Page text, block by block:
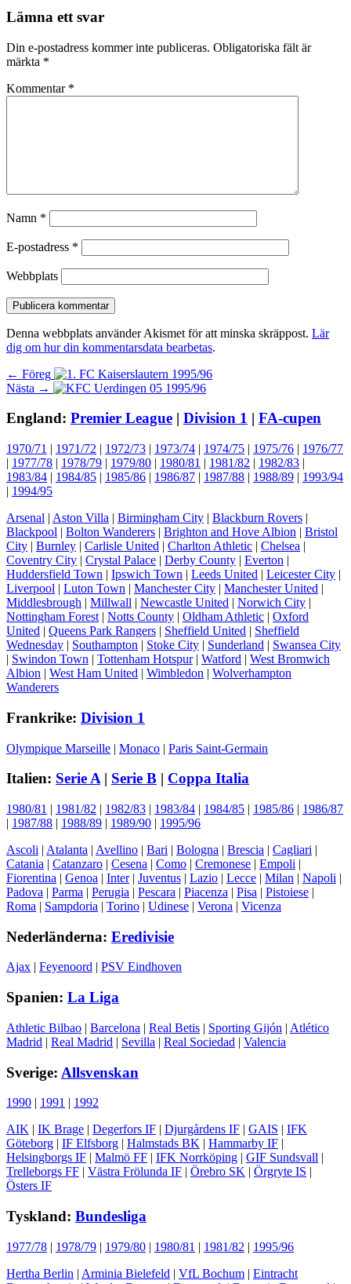
Lämna ett svar
Din e-postadress kommer inte publiceras. Obligatoriska fält är
märkta *
Kommentar *
Namn *
E-postadress *
Webbplats
Denna webbplats använder Akismet för att minska skräppost. Lär
dig om hur din kommentarsdata bearbetas.
Inläggsnavigering
← Föreg Föregående
inlägg:
Nästa → Nästa
England: Premier League | Division 1 | FA-cupen
1970/71 | 1971/72 | 1972/73 | 1973/74 | 1974/75 | 1975/76 | 1976/77
| 1977/78 | 1978/79 | 1979/80 | 1980/81 | 1981/82 | 1982/83 |
1983/84 | 1984/85 | 1985/86 | 1986/87 | 1987/88 | 1988/89 | 1993/94
| 1994/95
Arsenal | Aston Villa | Birmingham City | Blackburn Rovers |
Blackpool | Bolton Wanderers | Brighton and Hove Albion | Bristol
City | Burnley | Carlisle United | Charlton Athletic | Chelsea |
Coventry City | Crystal Palace | Derby County | Everton |
Huddersfield Town | Ipswich Town | Leeds United | Leicester City |
Liverpool | Luton Town | Manchester City | Manchester United |
Middlesbrough | Millwall | Newcastle United | Norwich City |
Nottingham Forest | Notts County | Oldham Athletic | Oxford
United | Queens Park Rangers | Sheffield United | Sheffield
Wednesday | Southampton | Stoke City | Sunderland | Swansea City
| Swindon Town | Tottenham Hotspur| Watford | West Bromwich
Albion | West Ham United | Wimbledon | Wolverhampton
Wanderers
Frankrike: Division 1
Olympique Marseille | Monaco | Paris Saint-Germain
Italien: Serie A| Serie B | Coppa Italia
1980/81 | 1981/82 | 1982/83 | 1983/84 | 1984/85 | 1985/86 | 1986/87
| 1987/88 | 1988/89 | 1989/90 | 1995/96
Ascoli | Atalanta | Avellino | Bari | Bologna | Brescia | Cagliari |
Catania | Catanzaro | Cesena | Como | Cremonese | Empoli |
Fiorentina | Genoa | Inter| Juventus | Lazio | Lecce | Milan | Napoli |
Padova | Parma | Perugia | Pescara | Piacenza | Pisa | Pistoiese |
Roma | Sampdoria | Torino | Udinese | Verona | Vicenza
Nederländerna: Eredivisie
Ajax | Feyenoord | PSV Eindhoven
Spanien: La Liga
Athletic Bilbao | Barcelona | Real Betis | Sporting Gijón | Atlético
Madrid | Real Madrid | Sevilla | Real Sociedad | Valencia
Sverige: Allsvenskan
1990 | 1991 | 1992
AIK | IK Brage | Degerfors IF | Djurgårdens IF | GAIS | IFK
Göteborg | IF Elfsborg | Halmstads BK | Hammarby IF |
Helsingborgs IF | Malmö FF | IFK Norrköping | GIF Sundsvall |
Trelleborgs FF | Västra Frölunda IF | Örebro SK | Örgryte IS |
Östers IF
Tyskland: Bundesliga
1977/78 | 1978/79 | 1979/80 | 1980/81 | 1981/82 | 1995/96
Hertha Berlin | Arminia Bielefeld | VfL Bochum | Eintracht